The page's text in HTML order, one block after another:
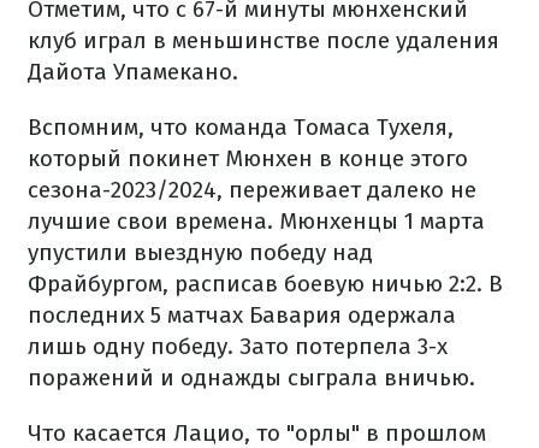
Отметим, что с 67-й минуты мюнхенский
клуб играл в меньшинстве после удаления
Дайота Упамекано.
Вспомним, что команда Томаса Тухеля,
который покинет Мюнхен в конце этого
сезона-2023/2024, переживает далеко не
лучшие свои времена. Мюнхенцы 1 марта
упустили выездную победу над
Фрайбургом, расписав боевую ничью 2:2. В
последних 5 матчах Бавария одержала
лишь одну победу. Зато потерпела 3-х
поражений и однажды сыграла вничью.
Что касается Лацио, то "орлы" в прошлом